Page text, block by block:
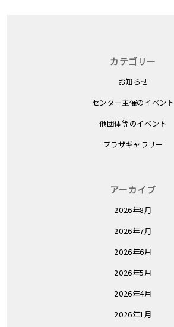
カテゴリー
お知らせ
センター主催のイベント
他団体等のイベント
プラザギャラリー
アーカイブ
2026年8月
2026年7月
2026年6月
2026年5月
2026年4月
2026年1月